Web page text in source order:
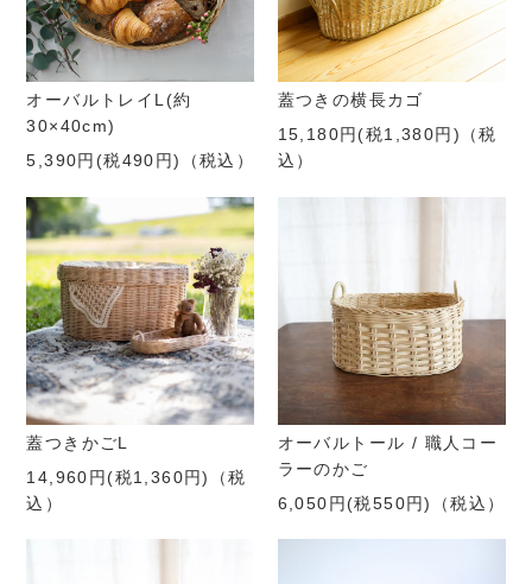
オーバルトレイL(約
30×40cm)
5,390円(税490円)
（税込）
蓋つきの横長カゴ
15,180円(税1,380円)
（税
込）
蓋つきかごL
14,960円(税1,360円)
（税
込）
オーバルトール / 職人コー
ラーのかご
6,050円(税550円)
（税込）